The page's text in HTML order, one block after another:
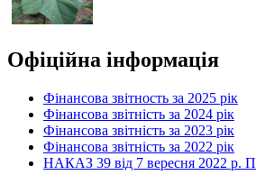
Офіційна інформація
Фінансова звітность за 2025 рік
Фінансова звітність за 2024 рік
Фінансова звітність за 2023 рік
Фінансова звітність за 2022 рік
НАКАЗ 39 від 7 вересня 2022 р.